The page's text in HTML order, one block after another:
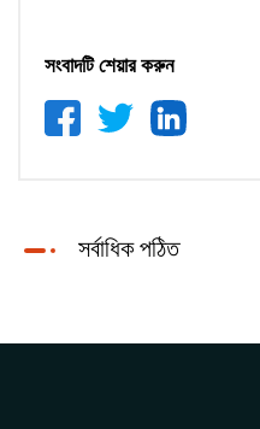
সংবাদটি শেয়ার করুন
সর্বাধিক পঠিত